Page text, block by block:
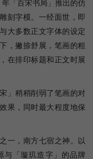
「百宋书局」推出的仿
刻字模。一经面世，即
大多数正文字体的设定
，撇捺舒展，笔画的粗
在排印标题和正文时展
」稍稍削弱了笔画的对
果，同时最大程度地保
一，南方七宿之神。以
与「璇玑造字」的品牌